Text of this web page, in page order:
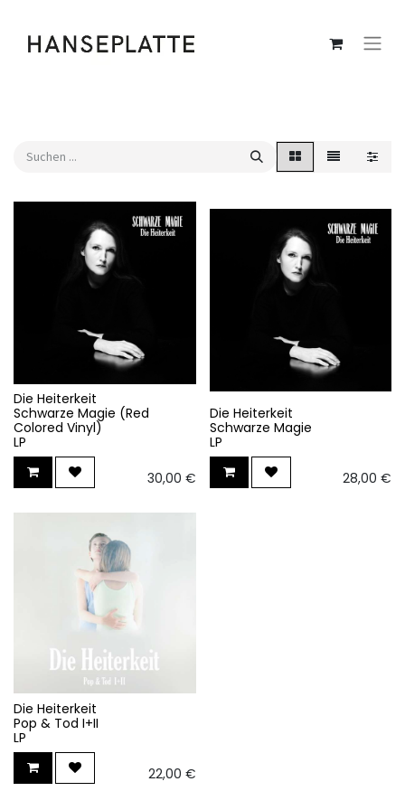
Die Heiterkeit
Schwarze Magie (Red
Colored Vinyl)
LP
30,00 €
Die Heiterkeit
Schwarze Magie
LP
28,00 €
Die Heiterkeit
Pop & Tod I+II
LP
22,00 €